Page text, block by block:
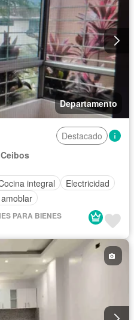
Departamento
Destacado
integral
Electricidad
PARA BIENES